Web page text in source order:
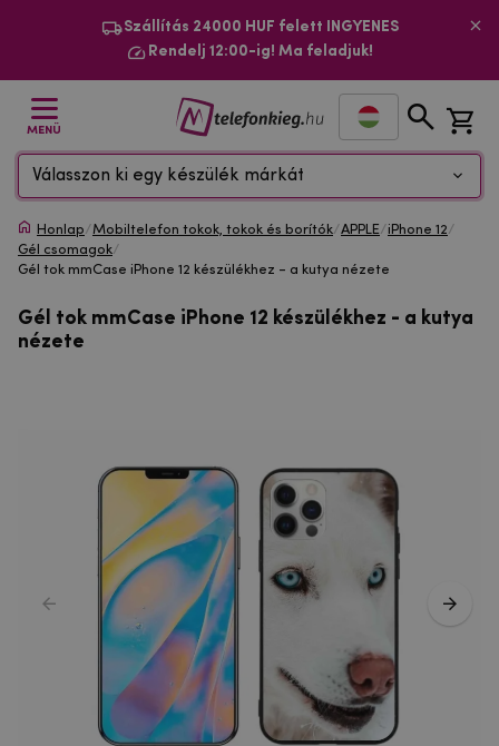
Szállítás 24000 HUF felett INGYENES
Rendelj 12:00-ig! Ma feladjuk!
MENÜ
Válasszon ki egy készülék márkát
Honlap/Mobiltelefon tokok, tokok és borítók/APPLE/iPhone 12/
Gél csomagok/
Gél tok mmCase iPhone 12 készülékhez - a kutya nézete
Gél tok mmCase iPhone 12 készülékhez - a kutya
nézete